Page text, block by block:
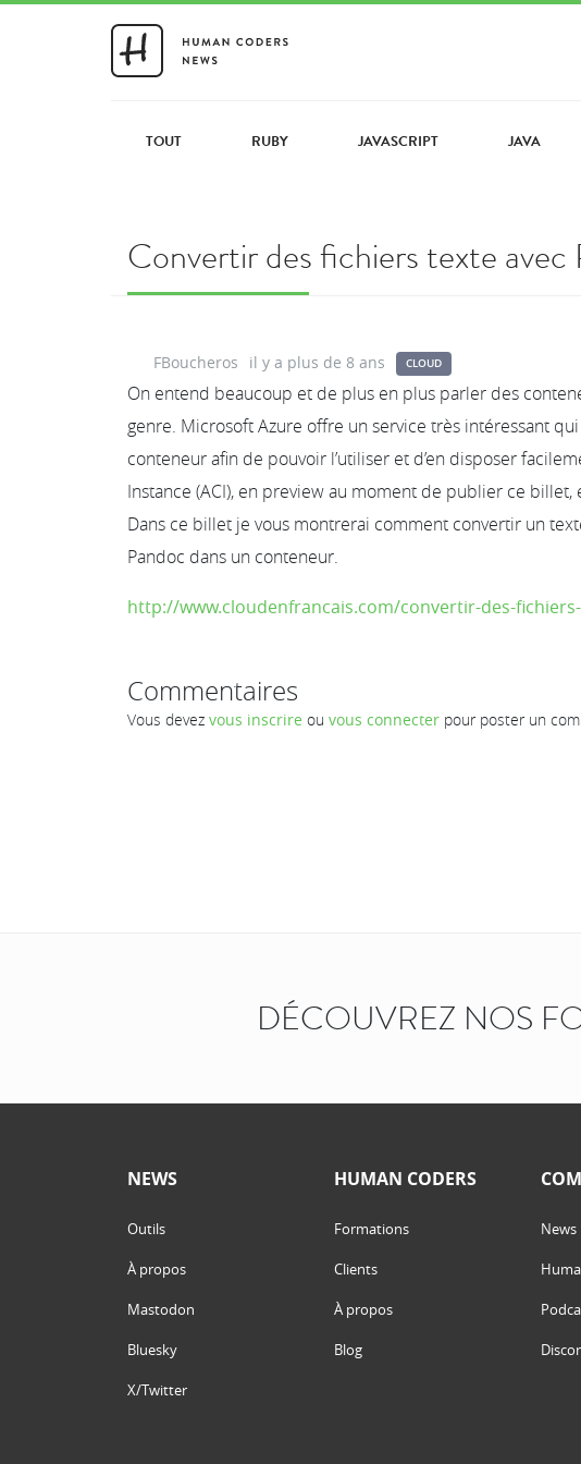
TOUT RUBY JAVASCRIPT JAVA
Convertir des fichiers texte
FBoucheros il y a plus de 8 ans CLOUD
On entend beaucoup et de plus en plus parler des
genre. Microsoft Azure offre un service très intéressant
conteneur afin de pouvoir l’utiliser et d’en disposer
Instance (ACI), en preview au moment de publier ce
Dans ce billet je vous montrerai comment convertir un
Pandoc dans un conteneur.
http://www.cloudenfrancais.com/convertir-des-
Commentaires
Vous devez vous inscrire ou vous connecter pour poster un
DÉCOUVREZ NOS
NEWS
Outils
À propos
Mastodon
Bluesky
X/Twitter
HUMAN CODERS
Formations
Clients
À propos
Blog
News